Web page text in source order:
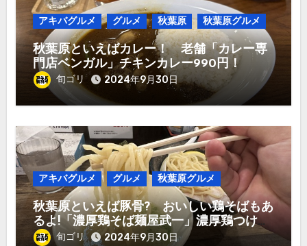
アキバグルメ グルメ 秋葉原 秋葉原グルメ
秋葉原といえばカレー！ 老舗「カレー専
門店ベンガル」チキンカレー990円！
旬ゴリ 2024年9月30日
アキバグルメ グルメ 秋葉原グルメ
秋葉原といえば豚骨? おいしい鶏そばもあ
るよ!「濃厚鶏そば麺屋武一」濃厚鶏つけ麺
950円旬ゴリ 2024年9月30日